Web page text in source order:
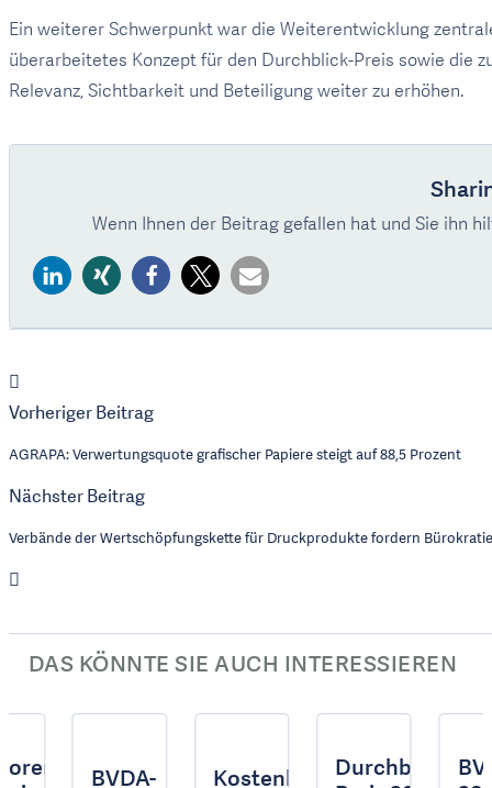
Ein weiterer Schwerpunkt war die Weiterentwicklung
überarbeitetes Konzept für den Durchblick-Preis sowie die
Relevanz, Sichtbarkeit und Beteiligung weiter zu erhöhen.
Wenn Ihnen der Beitrag gefallen hat und Sie ihn
Vorheriger Beitrag
AGRAPA: Verwertungsquote grafischer Papiere steigt auf 88,5 Prozent
Nächster Beitrag
Verbände der Wertschöpfungskette für Druckprodukte fordern
DAS KÖNNTE SIE AUCH INTERESSIEREN
BVDA-
Kostenlose
Durchblick-